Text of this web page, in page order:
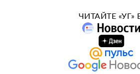
ЧИТАЙТЕ «УГ»